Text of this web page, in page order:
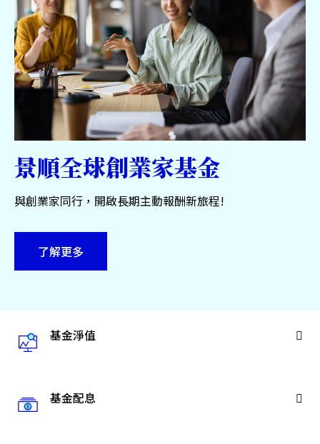
投資教育
服務中心
永續專區
關於景順
台灣
聯絡我們
景順全球創業家基金
與創業家同行，開啟長期主動報酬新旅程!
了解更多
基金淨值
基金配息